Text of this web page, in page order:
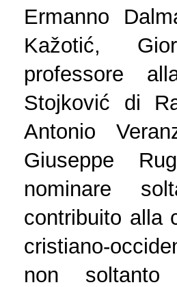
Ermanno
Kažotić,
professore
Stojković di
Antonio
Giuseppe
nominare
contribuito alla
cristiano-
non soltanto